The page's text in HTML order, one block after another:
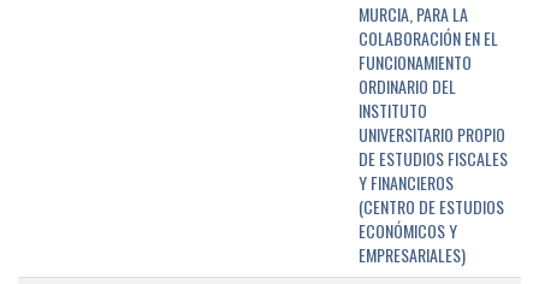
MURCIA, PARA LA
COLABORACIÓN EN EL
FUNCIONAMIENTO
ORDINARIO DEL
INSTITUTO
UNIVERSITARIO PROPIO
DE ESTUDIOS FISCALES
Y FINANCIEROS
(CENTRO DE ESTUDIOS
ECONÓMICOS Y
EMPRESARIALES)